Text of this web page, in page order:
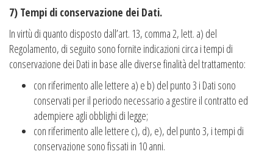
7) Tempi di conservazione dei Dati.
In virtù di quanto disposto dall’art. 13, comma 2, lett. a) del
Regolamento, di seguito sono fornite indicazioni circa i tempi di
conservazione dei Dati in base alle diverse finalità del trattamento:
con riferimento alle lettere a) e b) del punto 3 i Dati sono
conservati per il periodo necessario a gestire il contratto ed
adempiere agli obblighi di legge;
con riferimento alle lettere c), d), e), del punto 3, i tempi di
conservazione sono fissati in 10 anni.